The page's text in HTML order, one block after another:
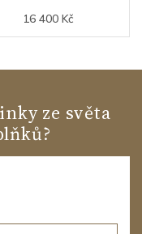
16 400 Kč
ze světa